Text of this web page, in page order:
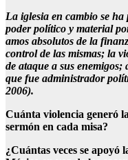
La iglesia en cambio se ha
poder político y material
amos absolutos de la
control de las mismas; la
de ataque a sus enemigos;
que fue administrador
2006).
Cuánta violencia generó
sermón en cada misa?
¿Cuántas veces se